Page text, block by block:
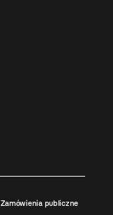
Zamówienia publiczne